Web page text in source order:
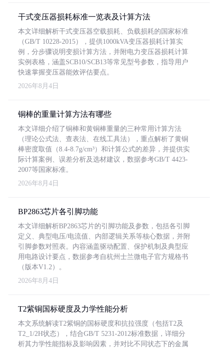
干式变压器损耗标准一览表及计算方法
本文详细解析干式变压器空载损耗、负载损耗的国家标准
（GB/T 10228-2015），提供1000kVA变压器损耗计算实
例，分步骤说明变损计算方法，并附电力变压器损耗计算
实例表格，涵盖SCB10/SCB13等常见型号参数，指导用户
快速掌握变压器能效评估要点。
2026年8月4日
铜棒的重量计算方法有哪些
本文详细介绍了铜棒和黄铜棒重量的三种常用计算方法
（理论公式法、查表法、在线工具法），重点解析了黄铜
棒密度取值（8.4-8.7g/cm³）和计算公式的差异，并提供实
际计算案例、误差分析及选材建议，数据参考GB/T 4423-
2007等国家标准。
2026年8月4日
BP2863芯片各引脚功能
本文详细解析BP2863芯片的引脚功能及参数，包括各引脚
定义、典型电压/电流值、内部逻辑关系等核心数据，并附
引脚参数对照表。内容涵盖驱动配置、保护机制及典型应
用电路设计要点，数据参考自杭州士兰微电子官方规格书
（版本V1.2）。
2026年8月4日
T2紫铜国标硬度及力学性能分析
本文系统解读T2紫铜的国标硬度和抗拉强度（包括T2及
T2_1/2H状态），结合GB/T 5231-2012标准数据，详细分
析其力学性能指标及影响因素，并对比不同状态下的金属